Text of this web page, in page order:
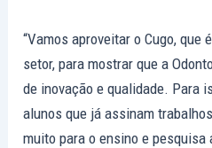
“Vamos aproveitar o Cugo, que
setor, para mostrar que a
de inovação e qualidade. Para
alunos que já assinam
muito para o ensino e pesquisa